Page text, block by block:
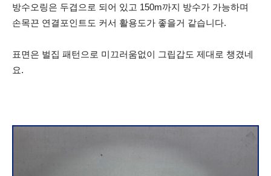
방수오링은 두겹으로 되어 있고 150m까지 방수가 가능하며
손목끈 연결포인트도 커서 활용도가 좋을거 같습니다.
표면은 벌집 패턴으로 미끄러움없이 그립갑도 제대로 챙겼네
요.